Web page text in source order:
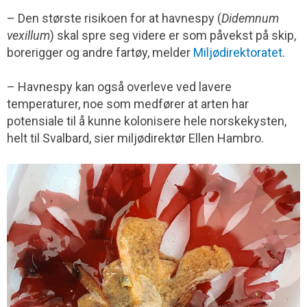
– Den største risikoen for at havnespy (Didemnum
vexillum) skal spre seg videre er som påvekst på skip,
borerigger og andre fartøy, melder Miljødirektoratet.
– Havnespy kan også overleve ved lavere
temperaturer, noe som medfører at arten har
potensiale til å kunne kolonisere hele norskekysten,
helt til Svalbard, sier miljødirektør Ellen Hambro.